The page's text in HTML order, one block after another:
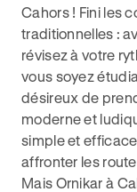
Cahors ! Fini les
traditionnelles :
révisez à votre
vous soyez
désireux de
moderne et
simple et
affronter les
Mais Ornikar à